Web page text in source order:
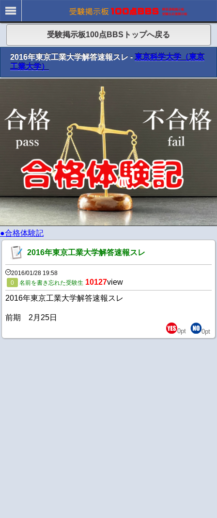
受験掲示板100点BBSトップへ戻る
2016年東京工業大学解答速報スレ - 東京科学大学（東京
工業大学）
●合格体験記
2016年東京工業大学解答速報スレ
2016/01/28 19:58
0
名前を書き忘れた受験生 10127view
2016年東京工業大学解答速報スレ
前期 2月25日
0pt 0pt